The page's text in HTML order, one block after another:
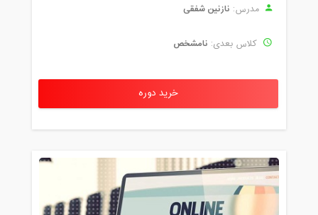
مدرس: نازنین شفقی
کلاس بعدی: نامشخص
خرید دوره